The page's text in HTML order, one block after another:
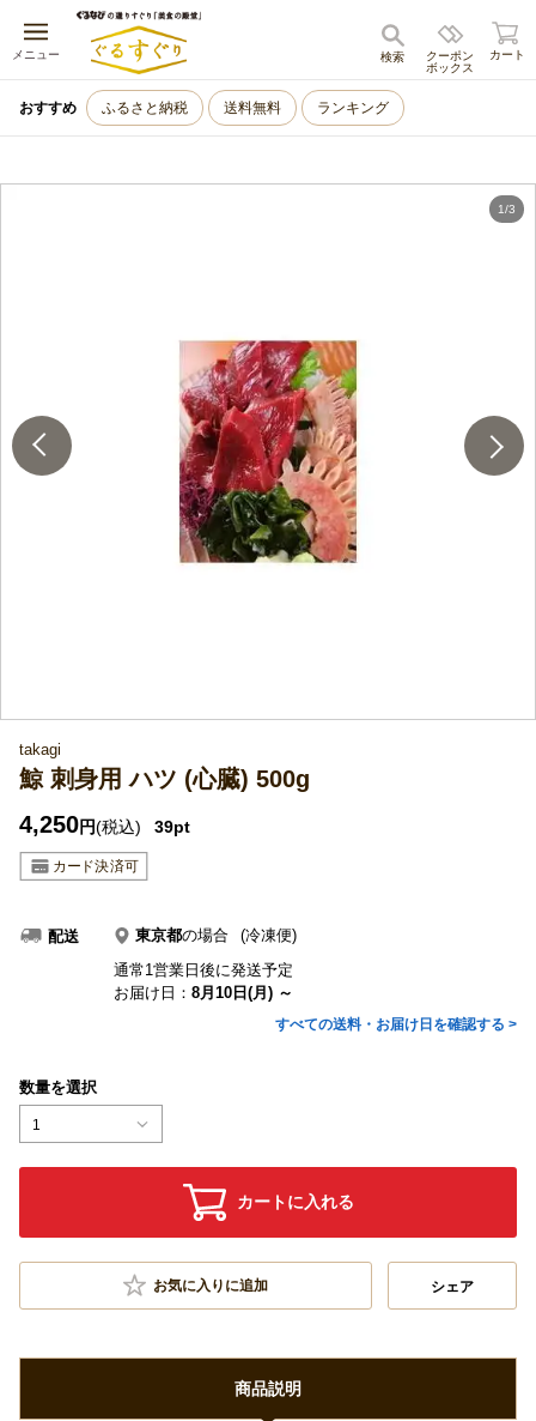
メニュー
キャンセル
クーポン
ボックス
検索 カート
おすすめ ふるさと納税 送料無料 ランキング
1/3
takagi
鯨 刺身用 ハツ (心臓) 500g
4,250円(税込) 39pt
配送 東京都の場合
(冷凍便)
通常1営業日後に発送予定
お届け日： 8月10日(月) ～
すべての送料・お届け日を確認する >
数量を選択
1
カートに入れる
お気に入りに追加 シェア
商品説明